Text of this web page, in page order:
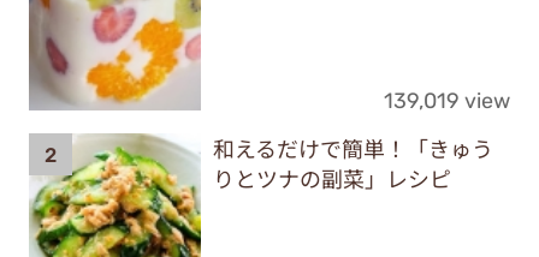
139,019 view
和えるだけで簡単！「きゅう
りとツナの副菜」レシピ